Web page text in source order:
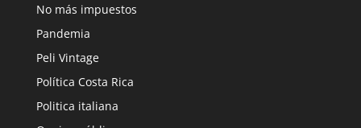
No más impuestos
Pandemia
Peli Vintage
Política Costa Rica
Politica italiana